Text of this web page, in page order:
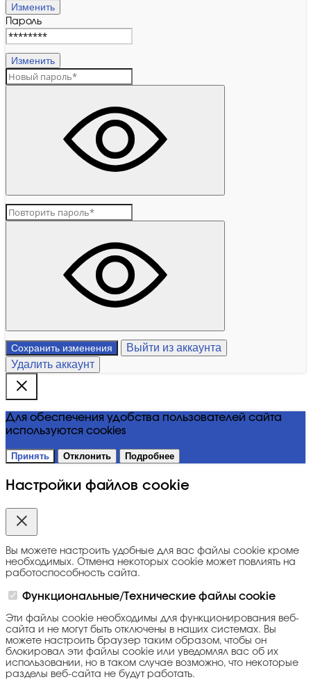
Изменить
Пароль
Изменить
Сохранить изменения
Выйти из аккаунта
Удалить аккаунт
Для обеспечения удобства пользователей сайта
используются cookies
Принять Отклонить Подробнее
Настройки файлов cookie
Вы можете настроить удобные для вас файлы cookie кроме
необходимых. Отмена некоторых cookie может повлиять на
работоспособность сайта.
Функциональные/Технические файлы cookie
Эти файлы cookie необходимы для функционирования веб-
сайта и не могут быть отключены в наших системах. Вы
можете настроить браузер таким образом, чтобы он
блокировал эти файлы cookie или уведомлял вас об их
использовании, но в таком случае возможно, что некоторые
разделы веб-сайта не будут работать.